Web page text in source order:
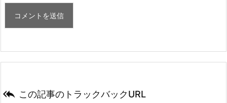
 この記事のトラックバックURL